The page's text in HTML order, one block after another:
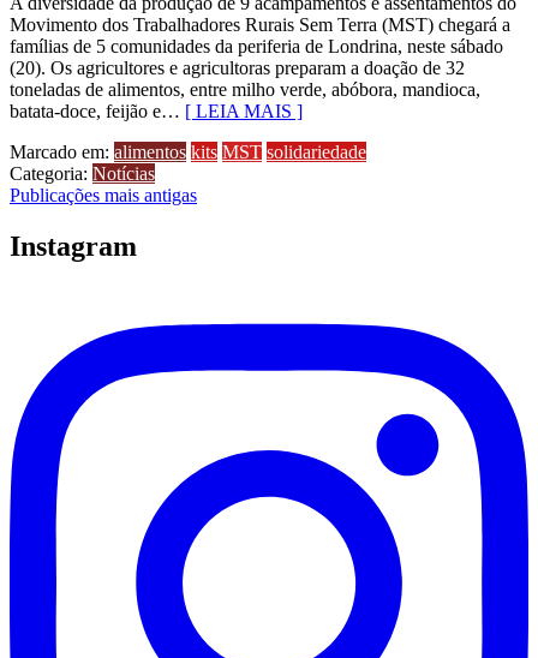
Movimento dos Trabalhadores Rurais Sem Terra (MST) chegará a
famílias de 5 comunidades da periferia de Londrina, neste sábado
(20). Os agricultores e agricultoras preparam a doação de 32
toneladas de alimentos, entre milho verde, abóbora, mandioca,
batata-doce, feijão e… [ LEIA MAIS ]
Marcado em: alimentos kits MST solidariedade
Categoria: Notícias
Navegação
por
posts
Publicações mais antigas
Instagram